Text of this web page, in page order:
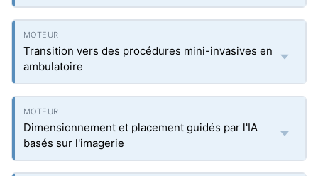
Transition vers des procédures mini-invasives en
ambulatoire
Dimensionnement et placement guidés par l'IA
basés sur l'imagerie